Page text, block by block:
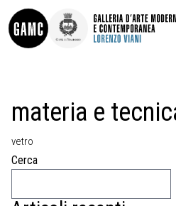
CONTATTI
SHOP
LE COLLEZIONI
LORENZO VIANI
materia e
vetro
Cerca